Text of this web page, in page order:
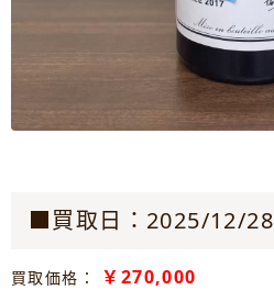
■買取日：2025/12/28
買取価格： ￥270,000